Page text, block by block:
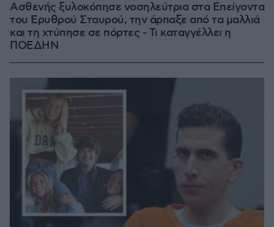
Ασθενής ξυλοκόπησε νοσηλεύτρια στα Επείγοντα
του Ερυθρού Σταυρού, την άρπαξε από τα μαλλιά
και τη χτύπησε σε πόρτες - Τι καταγγέλλει η
ΠΟΕΔΗΝ